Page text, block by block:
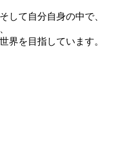
して自分自身の中で、
界を目指しています。